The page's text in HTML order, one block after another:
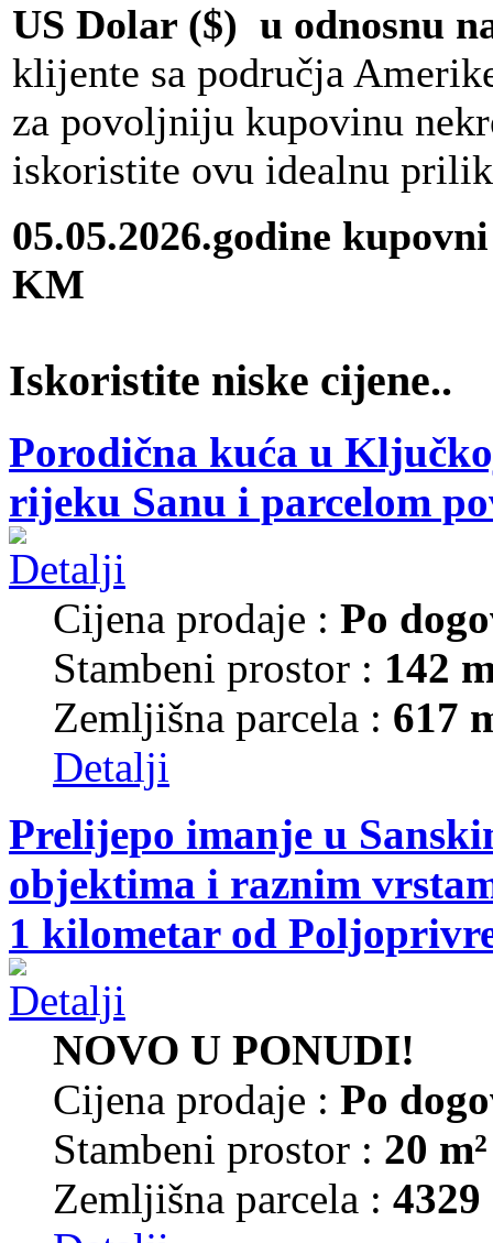
US Dolar ($) u odnosnu
klijente sa područja
za povoljniju kupovinu
iskoristite ovu idealnu
05.05.2026.godine
KM
Iskoristite niske cijene..
Porodična kuća u
rijeku Sanu i parcelom
Cijena prodaje : Po
Stambeni prostor : 142
Zemljišna parcela : 617
Detalji
Prelijepo imanje u
objektima i raznim
1 kilometar od
NOVO U PONUDI!
Cijena prodaje : Po
Stambeni prostor : 20 m²
Zemljišna parcela : 4329